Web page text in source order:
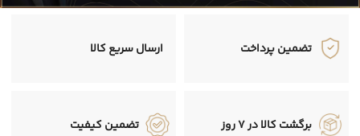
تضمین پرداخت ارسال سریع کالا
برگشت کالا در 7 روز تضمین کیفیت